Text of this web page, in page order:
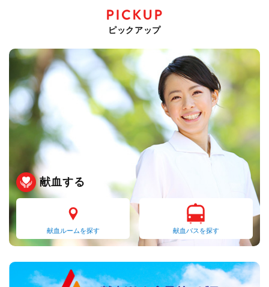
ピックアップ
献血する
献血ルームを探す 献血バスを探す